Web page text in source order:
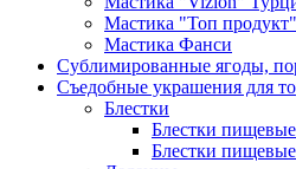
Мастика "Топ
Мастика Фанси
Сублимированные ягоды,
Съедобные украшения для
Блестки
Блестки
Блестки